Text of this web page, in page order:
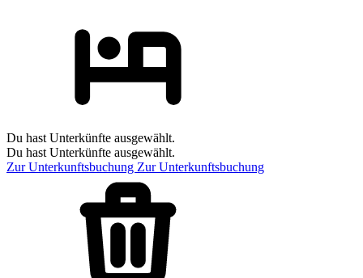
Du hast Unterkünfte ausgewählt.
Du hast Unterkünfte ausgewählt.
Zur Unterkunftsbuchung Zur Unterkunftsbuchung